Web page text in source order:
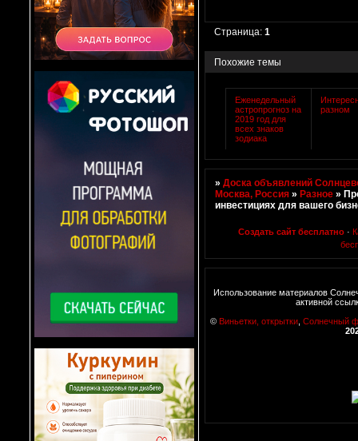
Страница:1
Похожие темы
Еженедельный
астропрогноз на
2019 год для
всех знаков
зодиака
разном
»Доска объявлений
Москва, Россия »Разное »
инвестициях для вашего
Создать сайт бесплатно ·
Использование материалов
активной
© Виньетки, открытки Солнечный